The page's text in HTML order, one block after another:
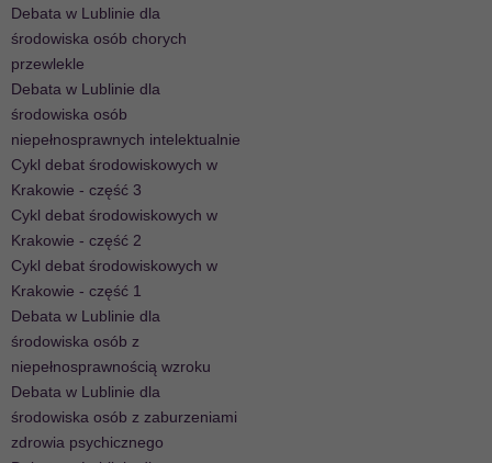
Debata w Lublinie dla
środowiska osób chorych
przewlekle
Debata w Lublinie dla
środowiska osób
niepełnosprawnych intelektualnie
Cykl debat środowiskowych w
Krakowie - część 3
Cykl debat środowiskowych w
Krakowie - część 2
Cykl debat środowiskowych w
Krakowie - część 1
Debata w Lublinie dla
środowiska osób z
niepełnosprawnością wzroku
Debata w Lublinie dla
środowiska osób z zaburzeniami
zdrowia psychicznego